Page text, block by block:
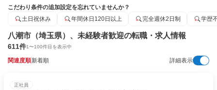
こだわり条件の追加設定を忘れていませんか？
土日祝休み
年間休日120日以上 完全週休2日制 学歴
八潮市（埼玉県）、未経験者歓迎の転職・求人情報
611件1〜100件目を表示中
関連度順新着順 詳細表示
正社員